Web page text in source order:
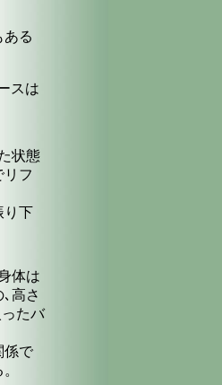
る
スは
状態
リフ
り下
体は
高さ
たバ
係で